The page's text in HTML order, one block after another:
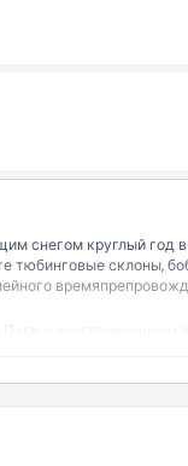
снегом круглый год
тюбинговые склоны,
с неограниченным
куртка,